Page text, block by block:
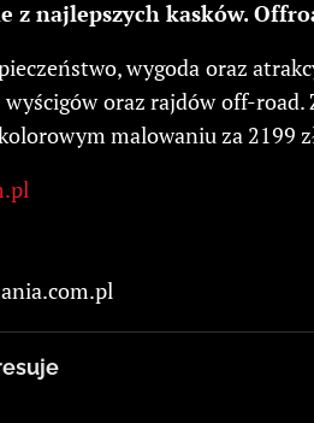
z najlepszych kasków.
wygoda oraz
oraz rajdów off-
malowaniu za 2199